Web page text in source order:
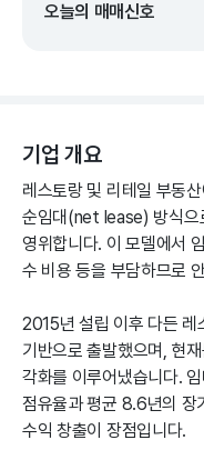
오늘의 매매신호
기업 개요
레스토랑 및 리테일 부동
순임대(net lease) 방식으
영위합니다. 이 모델에서
수 비용 등을 부담하므로
2015년 설립 이후 다든
기반으로 출발했으며, 현
각화를 이루어냈습니다.
점유율과 평균 8.6년의 장
수익 창출이 장점입니다.